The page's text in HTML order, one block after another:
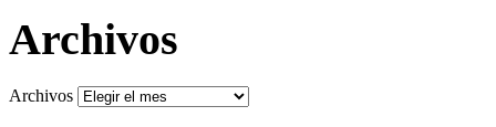
Archivos
Archivos